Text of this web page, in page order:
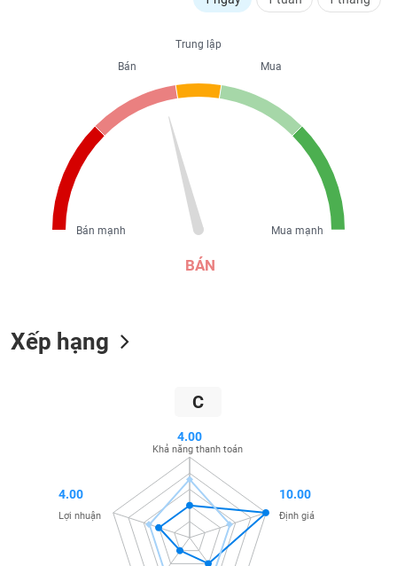
BÁN
Trung lập
Mua
Mua mạnh
Bán
Bán mạnh
Xếp hạng
C
4.00
Khả năng thanh toán
10.00
Định giá
4.00
Lợi nhuận